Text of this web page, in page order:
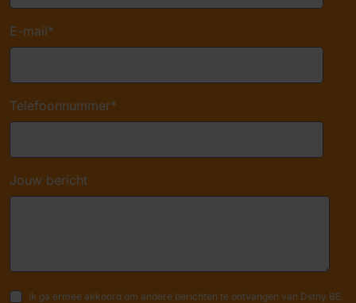
E-mail*
Telefoonnummer*
Jouw bericht
Ik ga ermee akkoord om andere berichten te ontvangen van Dstny BE.